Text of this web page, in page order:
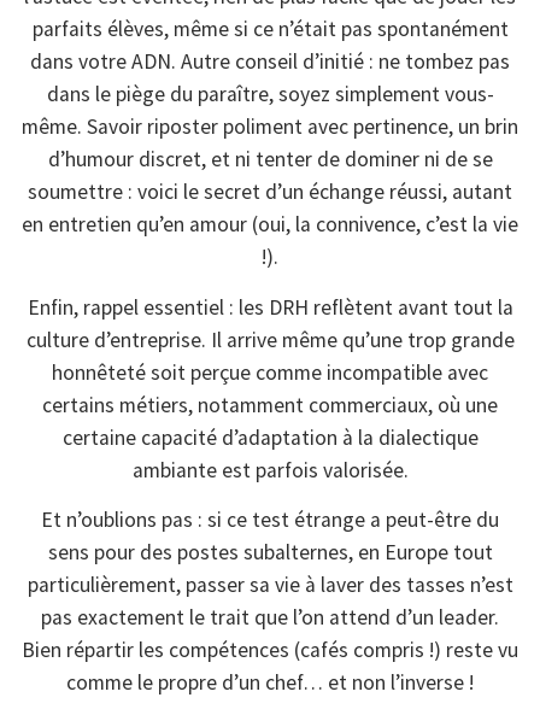
parfaits élèves, même si ce n’était pas spontanément
dans votre ADN. Autre conseil d’initié : ne tombez pas
dans le piège du paraître, soyez simplement vous-
même. Savoir riposter poliment avec pertinence, un brin
d’humour discret, et ni tenter de dominer ni de se
soumettre : voici le secret d’un échange réussi, autant
en entretien qu’en amour (oui, la connivence, c’est la vie
!).
Enfin, rappel essentiel : les DRH reflètent avant tout la
culture d’entreprise. Il arrive même qu’une trop grande
honnêteté soit perçue comme incompatible avec
certains métiers, notamment commerciaux, où une
certaine capacité d’adaptation à la dialectique
ambiante est parfois valorisée.
Et n’oublions pas : si ce test étrange a peut-être du
sens pour des postes subalternes, en Europe tout
particulièrement, passer sa vie à laver des tasses n’est
pas exactement le trait que l’on attend d’un leader.
Bien répartir les compétences (cafés compris !) reste vu
comme le propre d’un chef… et non l’inverse !